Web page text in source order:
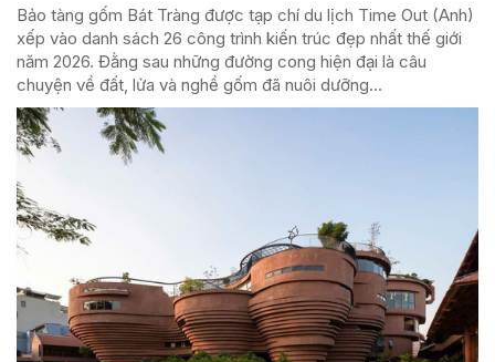
Bảo tàng gốm Bát Tràng được tạp chí du lịch Time Out (Anh)
xếp vào danh sách 26 công trình kiến trúc đẹp nhất thế giới
năm 2026. Đằng sau những đường cong hiện đại là câu
chuyện về đất, lửa và nghề gốm đã nuôi dưỡng...